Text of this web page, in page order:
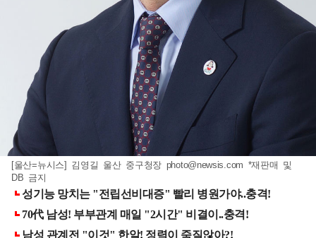
[울산=뉴시스] 김영길 울산 중구청장 photo@newsis.com *재판매 및
DB 금지